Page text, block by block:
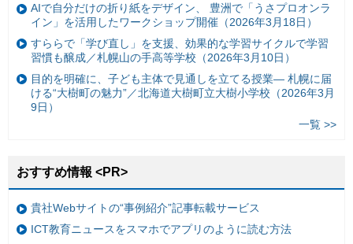
AIで自分だけの折り紙をデザイン、 豊洲で「うさプロオンラ
イン」を活用したワークショップ開催（2026年3月18日）
すららで「学び直し」を支援、効果的な学習サイクルで学習
習慣も醸成／札幌山の手高等学校（2026年3月10日）
目的を明確に、子ども主体で見通しを立てる授業— 札幌に届
ける“大樹町の魅力”／北海道大樹町立大樹小学校（2026年3月
9日）
一覧 >>
おすすめ情報 <PR>
貴社Webサイトの“事例紹介”記事転載サービス
ICT教育ニュースをスマホでアプリのように読む方法